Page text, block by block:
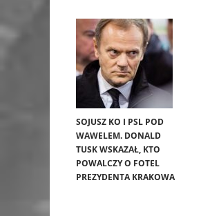
SOJUSZ KO I PSL POD
WAWELEM. DONALD
TUSK WSKAZAŁ, KTO
POWALCZY O FOTEL
PREZYDENTA KRAKOWA